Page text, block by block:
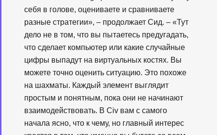
себя в голове, оцениваете и сравниваете
разные стратегии», – продолжает Сид. – «Тут
дело не в том, что вы пытаетесь предугадать,
что сделает компьютер или какие случайные
цифры выпадут на виртуальных костях. Вы
можете точно оценить ситуацию. Это похоже
на шахматы. Каждый элемент выглядит
простым и понятным, пока они не начинают
взаимодействовать. В Civ вам с самого
начала ясно, что к чему, но главный интерес